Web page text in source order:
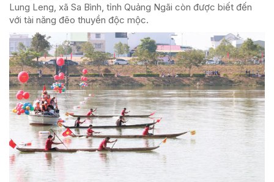
Lung Leng, xã Sa Bình, tỉnh Quảng Ngãi còn được biết đến
với tài năng đẽo thuyền độc mộc.